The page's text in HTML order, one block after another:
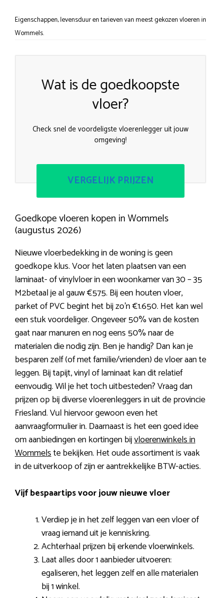
Eigenschappen, levensduur en tarieven van meest gekozen vloeren in
Wommels.
Wat is de goedkoopste
vloer?
Check snel de voordeligste vloerenlegger uit jouw
omgeving!
VERGELIJK PRIJZEN
Goedkope vloeren kopen in Wommels
(augustus 2026)
Nieuwe vloerbedekking in de woning is geen
goedkope klus. Voor het laten plaatsen van een
laminaat- of vinylvloer in een woonkamer van 30 – 35
M2betaal je al gauw €575. Bij een houten vloer,
parket of PVC begint het bij zo’n €1.650. Het kan wel
een stuk voordeliger. Ongeveer 50% van de kosten
gaat naar manuren en nog eens 50% naar de
materialen die nodig zijn. Ben je handig? Dan kan je
besparen zelf (of met familie/vrienden) de vloer aan te
leggen. Bij tapijt, vinyl of laminaat kan dit relatief
eenvoudig. Wil je het toch uitbesteden? Vraag dan
prijzen op bij diverse vloerenleggers in uit de provincie
Friesland. Vul hiervoor gewoon even het
aanvraagformulier in. Daarnaast is het een goed idee
om aanbiedingen en kortingen bijvloerenwinkels in
Wommelste bekijken. Het oude assortiment is vaak
in de uitverkoop of zijn er aantrekkelijke BTW-acties.
Vijf bespaartips voor jouw nieuwe vloer
Verdiep je in het zelf leggen van een vloer of
vraag iemand uit je kenniskring.
Achterhaal prijzen bij erkende vloerwinkels.
Laat alles door 1 aanbieder uitvoeren:
egaliseren, het leggen zelf en alle materialen
bij 1 winkel.